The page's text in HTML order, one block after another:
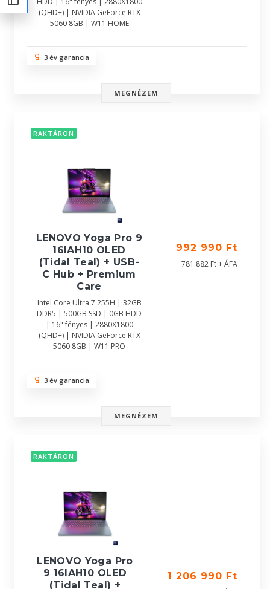
(QHD+) | NVIDIA GeForce RTX
5060 8GB | W11 HOME
3 év garancia
MEGNÉZEM
RAKTÁRON
LENOVO Yoga Pro 9
16IAH10 OLED
(Tidal Teal) + USB-
C Hub + Premium
Care
Intel Core Ultra 7 255H | 32GB
DDR5 | 500GB SSD | 0GB HDD
| 16" fényes | 2880X1800
(QHD+) | NVIDIA GeForce RTX
5060 8GB | W11 PRO
992 990 Ft
781 882 Ft + ÁFA
3 év garancia
MEGNÉZEM
RAKTÁRON
LENOVO Yoga Pro
9 16IAH10 OLED
(Tidal Teal) +
1 206 990 Ft